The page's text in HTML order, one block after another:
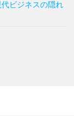
ビジネスの隠れ